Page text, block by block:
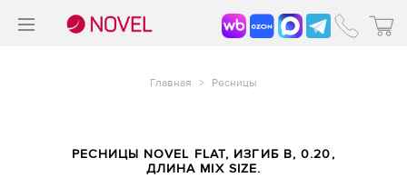
Главная > Ресницы
РЕСНИЦЫ NOVEL FLAT, ИЗГИБ B, 0.20,
ДЛИНА MIX SIZE.